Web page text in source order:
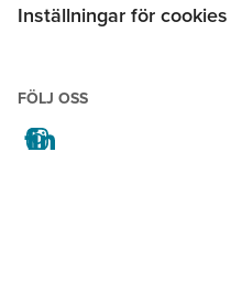
Inställningar för cookies
FÖLJ OSS
facebook
instagram
linkedin